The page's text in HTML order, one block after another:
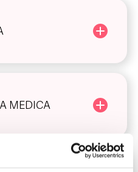
MEDICA